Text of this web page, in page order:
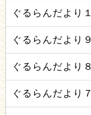
ぐるらんだより
ぐるらんだより
ぐるらんだより
ぐるらんだより